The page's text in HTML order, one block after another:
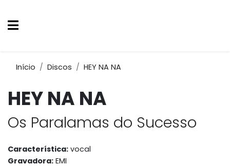
Início Discos HEY NA NA
HEY NA NA
Os Paralamas do Sucesso
Característica: vocal
Gravadora: EMI